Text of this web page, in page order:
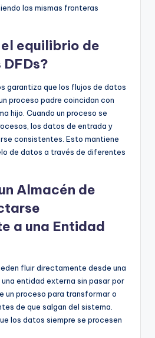
las mismas fronteras
el equilibrio de
garantiza que los flujos de datos
proceso padre coincidan con
hijo. Cuando un proceso se
los datos de entrada y
consistentes. Esto mantiene
de datos a través de diferentes
Almacén de
a una Entidad
fluir directamente desde una
entidad externa sin pasar por
un proceso para transformar o
de que salgan del sistema.
los datos siempre se procesen